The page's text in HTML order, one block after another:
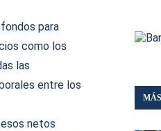
para
como los
las
entre los
netos